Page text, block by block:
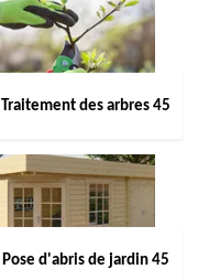
Traitement des arbres 45
Pose d'abris de jardin 45